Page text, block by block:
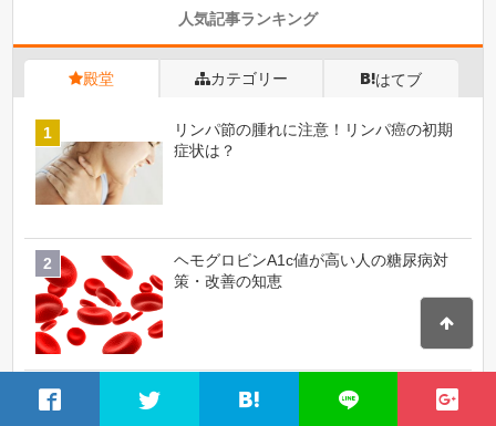
人気記事ランキング
殿堂 カテゴリー はてブ
リンパ節の腫れに注意！リンパ癌の初期
症状は？
ヘモグロビンA1c値が高い人の糖尿病対
策・改善の知恵
血圧がずっと高い！高血圧は病院の何科
に行けばいい？